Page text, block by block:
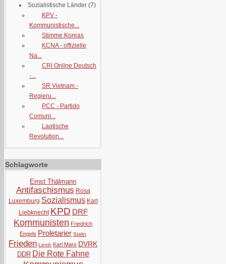
Sozialistische Länder (7)
KPV -
Kommunistische...
Stimme Koreas
KCNA - offizielle
Na...
CRI Online Deutsch
-...
SR Vietnam -
Regieru...
PCC - Partido
Comuni...
Laotische
Revolution...
Schlagworte
Ernst Thälmann
Antifaschismus Rosa
Luxemburg Sozialismus Karl
Liebknecht KPD DRF
Kommunisten Friedrich
Engels Proletarier Stalin
Frieden Lenin Karl Marx DVRK
DDR Die Rote Fahne